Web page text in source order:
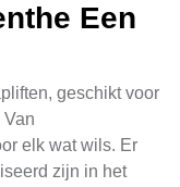
Een
geschikt voor
elk wat wils. Er
zijn in het